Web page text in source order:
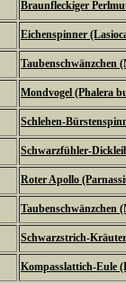
Braunfleckiger
Eichenspinner
Taubenschwänzchen
Mondvogel (Phalera
Schlehen-
Schwarzfühler-
Roter Apollo
Taubenschwänzchen
Schwarzstrich-
Kompasslattich-Eule